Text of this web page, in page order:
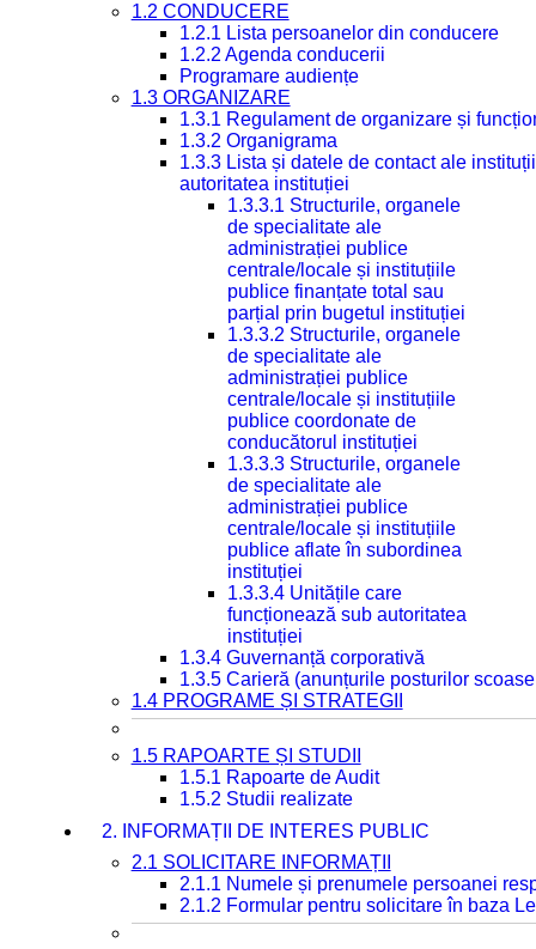
1.2 CONDUCERE
1.2.1 Lista persoanelor din conducere
1.2.2 Agenda conducerii
Programare audiențe
1.3 ORGANIZARE
1.3.1 Regulament de organizare și
1.3.2 Organigrama
1.3.3 Lista și datele de contact ale
autoritatea instituției
1.3.3.1 Structurile, organele
de specialitate ale
administrației publice
centrale/locale și instituțiile
publice finanțate total sau
parțial prin bugetul instituției
1.3.3.2 Structurile, organele
de specialitate ale
administrației publice
centrale/locale și instituțiile
publice coordonate de
conducătorul instituției
1.3.3.3 Structurile, organele
de specialitate ale
administrației publice
centrale/locale și instituțiile
publice aflate în subordinea
instituției
1.3.3.4 Unitățile care
funcționează sub autoritatea
instituției
1.3.4 Guvernanță corporativă
1.3.5 Carieră (anunțurile posturilor
1.4 PROGRAME ȘI STRATEGII
1.5 RAPOARTE ȘI STUDII
1.5.1 Rapoarte de Audit
1.5.2 Studii realizate
2. INFORMAȚII DE INTERES PUBLIC
2.1 SOLICITARE INFORMAȚII
2.1.1 Numele și prenumele persoanei
2.1.2 Formular pentru solicitare în baza